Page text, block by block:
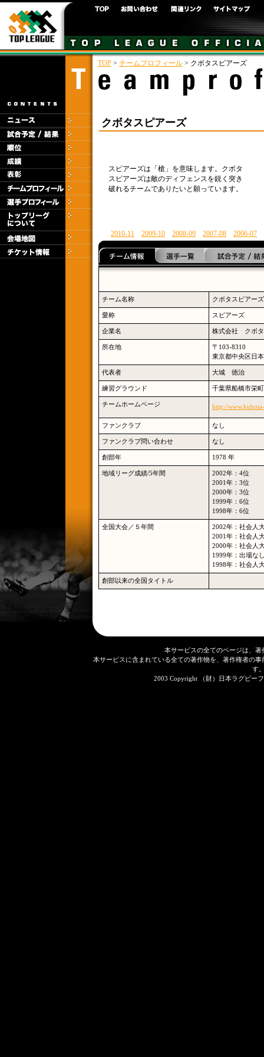
TOP > チームプロフィール > クボタスピアーズ
クボタスピアーズ
スピアーズは「槍」を意味します。クボタ
スピアーズは敵のディフェンスを鋭く突き
破れるチームでありたいと願っています。
2010-11 2009-10 2008-09 2007-08 2006-07
チーム名称 クボタスピアーズ
愛称 スピアーズ
企業名 株式会社 クボタ
所在地
〒103-8310
東京都中央区日
代表者 大城 徳治
練習グラウンド 千葉県船橋市栄
チームホームページ http://
ファンクラブ なし
ファンクラブ問い合わせ なし
創部年 1978 年
地域リーグ成績/5年間
2002年：4位
2001年：3位
2000年：3位
1999年：6位
1998年：6位
全国大会／５年間
2002年：社会人
2001年：社会人
2000年：社会人
1999年：出場な
1998年：社会人
創部以来の全国タイトル
本サービスの全てのページは、
本サービスに含まれている全ての著作物を、著作権者の
す
2003 Copyright （財）日本ラグビー